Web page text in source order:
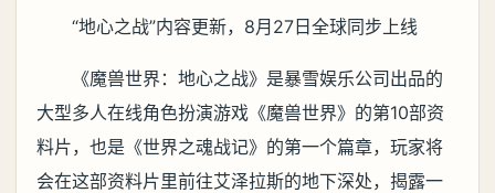
“地心之战”内容更新，8月27日全球同步上线
《魔兽世界：地心之战》是暴雪娱乐公司出品的
大型多人在线角色扮演游戏《魔兽世界》的第10部资
料片，也是《世界之魂战记》的第一个篇章，玩家将
会在这部资料片里前往艾泽拉斯的地下深处，揭露一